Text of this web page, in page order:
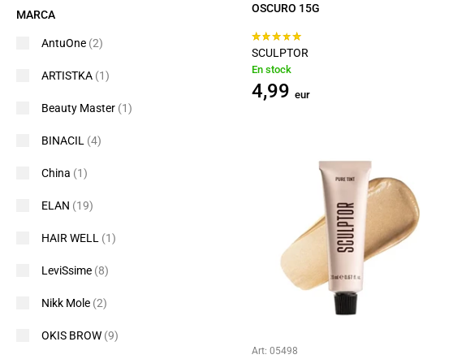
OSCURO 15G
SCULPTOR
En stock
4,99 eur
Art: 05498
MARCA
AntuOne (2)
ARTISTKA (1)
Beauty Master (1)
BINACIL (4)
China (1)
ELAN (19)
HAIR WELL (1)
LeviSsime (8)
Nikk Mole (2)
OKIS BROW (9)